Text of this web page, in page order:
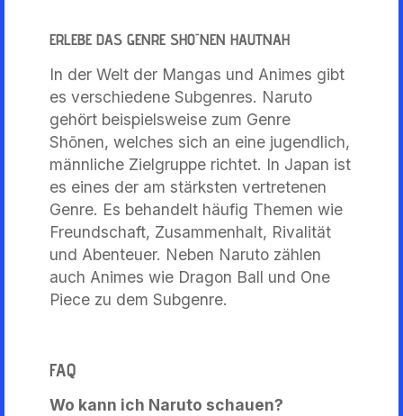
ERLEBE DAS GENRE SHŌNEN HAUTNAH
In der Welt der Mangas und Animes gibt
es verschiedene Subgenres. Naruto
gehört beispielsweise zum Genre
Shōnen, welches sich an eine jugendlich,
männliche Zielgruppe richtet. In Japan ist
es eines der am stärksten vertretenen
Genre. Es behandelt häufig Themen wie
Freundschaft, Zusammenhalt, Rivalität
und Abenteuer. Neben Naruto zählen
auch Animes wie Dragon Ball und One
Piece zu dem Subgenre.
FAQ
Wo kann ich Naruto schauen?